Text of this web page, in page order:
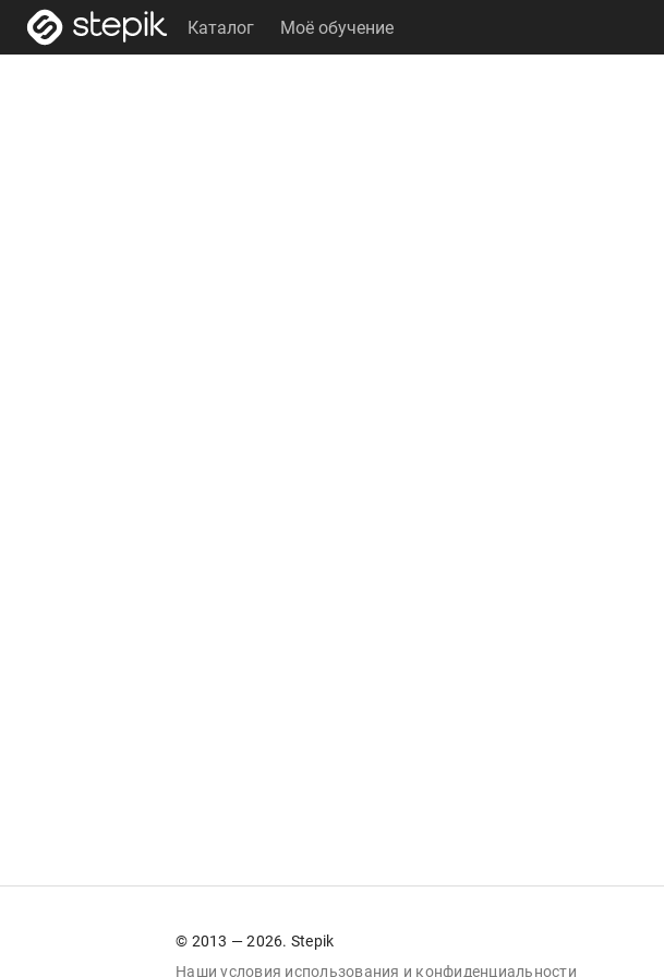
Каталог Моё обучение
© 2013 — 2026. Stepik
Наши условия использования и конфиденциальности